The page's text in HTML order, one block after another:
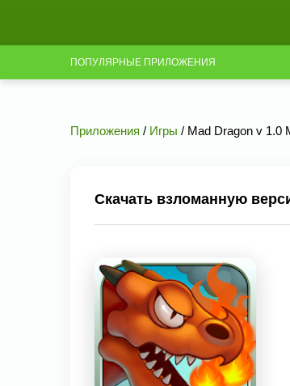
ПОПУЛЯРНЫЕ ПРИЛОЖЕНИЯ
Приложения / Игры / Mad Dragon v 1.0
Скачать взломанную